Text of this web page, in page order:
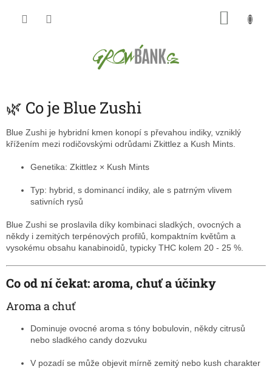
🌿 Co je Blue Zushi
Blue Zushi je hybridní kmen konopí s převahou indiky, vzniklý
křížením mezi rodičovskými odrůdami Zkittlez a Kush Mints.
Genetika: Zkittlez × Kush Mints
Typ: hybrid, s dominancí indiky, ale s patrným vlivem
sativních rysů
Blue Zushi se proslavila díky kombinaci sladkých, ovocných a
někdy i zemitých terpénových profilů, kompaktním květům a
vysokému obsahu kanabinoidů, typicky THC kolem 20 - 25 %.
Co od ní čekat: aroma, chuť a účinky
Aroma a chuť
Dominuje ovocné aroma s tóny bobulovin, někdy citrusů
nebo sladkého candy dozvuku
V pozadí se může objevit mírně zemitý nebo kush charakter